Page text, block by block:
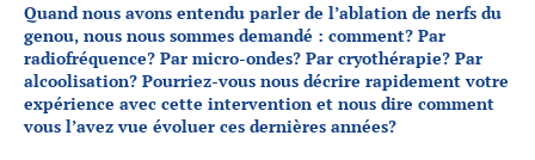
Quand nous avons entendu parler de l’ablation de nerfs du
genou, nous nous sommes demandé : comment? Par
radiofréquence? Par micro-ondes? Par cryothérapie? Par
alcoolisation? Pourriez-vous nous décrire rapidement votre
expérience avec cette intervention et nous dire comment
vous l’avez vue évoluer ces dernières années? ​